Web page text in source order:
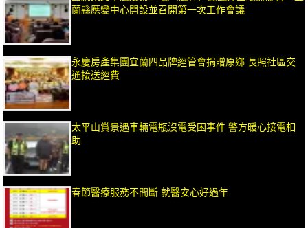
蘭縣應變中心開設並召開第一次工作會議
永慶房產集團宜蘭四品牌經管會捐贈原鄉 長照社區交
通接送經費
太平山賞景遇車輛電瓶沒電受困事件 警方暖心接電相
助
春節醫療服務不間斷 就醫安心好過年